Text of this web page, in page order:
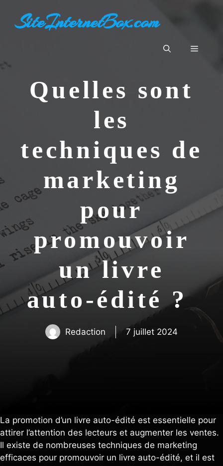
contenuSiteInternetBox.com
Menu
Quelles sont
les
techniques de
marketing
pour
promouvoir
un livre
auto-édité ?
Redaction 7 juillet 2024
La promotion d’un livre auto-édité est essentielle pour
attirer l’attention des lecteurs et augmenter les ventes.
Il existe de nombreuses techniques de marketing
efficaces pour promouvoir un livre auto-édité, et il est